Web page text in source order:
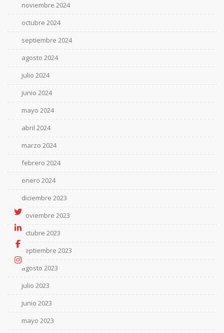
noviembre 2024
octubre 2024
septiembre 2024
agosto 2024
julio 2024
junio 2024
mayo 2024
abril 2024
marzo 2024
febrero 2024
enero 2024
diciembre 2023
noviembre 2023
octubre 2023
septiembre 2023
agosto 2023
julio 2023
junio 2023
mayo 2023